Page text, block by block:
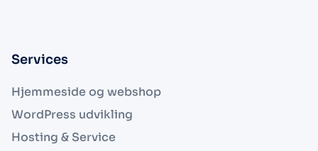
Services
Hjemmeside og webshop
WordPress udvikling
Hosting & Service